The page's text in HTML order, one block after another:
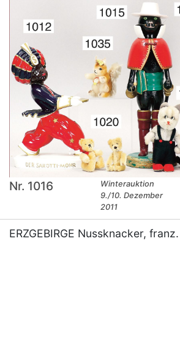
Nr. 1016
Winterauktion
9./10. Dezember
2011
ERZGEBIRGE Nussknacker,